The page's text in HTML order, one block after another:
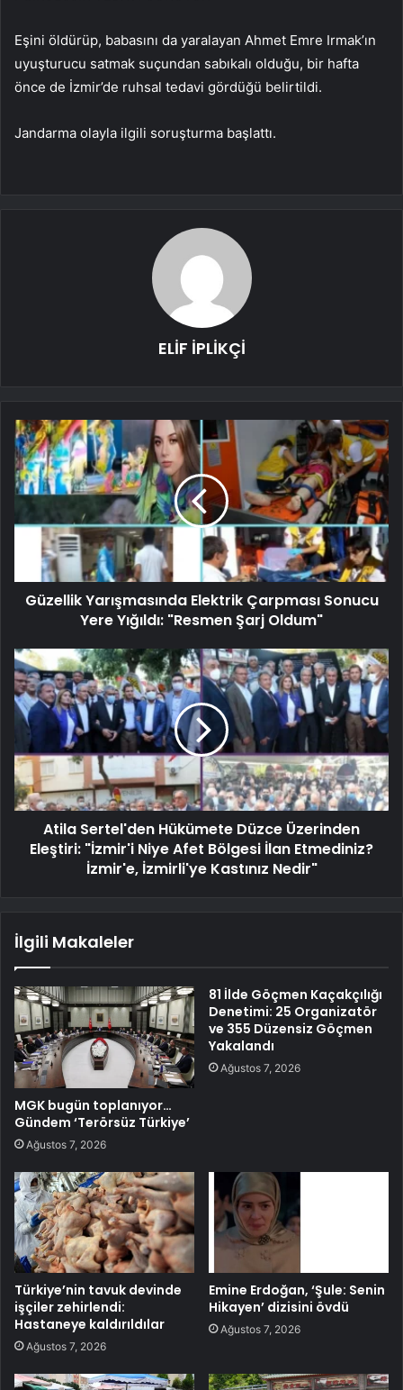
Eşini öldürüp, babasını da yaralayan Ahmet Emre Irmak’ın
uyuşturucu satmak suçundan sabıkalı olduğu, bir hafta
önce de İzmir’de ruhsal tedavi gördüğü belirtildi.
Jandarma olayla ilgili soruşturma başlattı.
ELİF İPLİKÇİ
Güzellik Yarışmasında Elektrik Çarpması Sonucu
Yere Yığıldı: "Resmen Şarj Oldum"
Atila Sertel'den Hükümete Düzce Üzerinden
Eleştiri: "İzmir'i Niye Afet Bölgesi İlan Etmediniz?
İzmir'e, İzmirli'ye Kastınız Nedir"
İlgili Makaleler
MGK bugün toplanıyor…
Gündem ‘Terörsüz Türkiye’
Ağustos 7, 2026
81 İlde Göçmen Kaçakçılığı
Denetimi: 25 Organizatör
ve 355 Düzensiz Göçmen
Yakalandı
Ağustos 7, 2026
Türkiye’nin tavuk devinde
işçiler zehirlendi:
Hastaneye kaldırıldılar
Ağustos 7, 2026
Emine Erdoğan, ‘Şule: Senin
Hikayen’ dizisini övdü
Ağustos 7, 2026